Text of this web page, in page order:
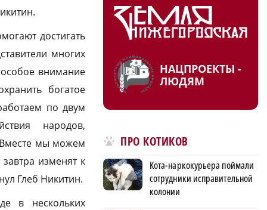
достигать
многих
внимание
богатое
по двум
народов,
Вместе мы можем
изменят к
Глеб Никитин.
в нескольких
НАЦПРОЕКТЫ -
ЛЮДЯМ
ПРО КОТИКОВ
Кота-наркокурьера поймали
сотрудники исправительной
колонии